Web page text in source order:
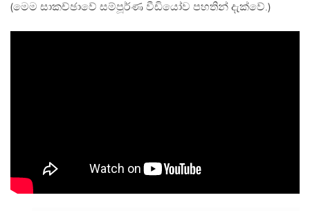
(මෙම සාකච්ඡාවේ සම්පූර්ණ වීඩියෝව පහතින් දැක්වේ.)